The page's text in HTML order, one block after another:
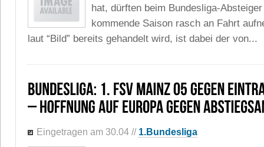
hat, dürften beim Bundesliga-
kommende Saison rasch an Fahrt
laut “Bild” bereits gehandelt wird, ist dabei der von...
Eingetragen am 30.04 // 1.Bundesliga